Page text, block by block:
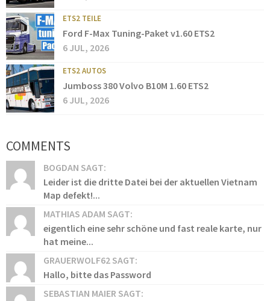
ETS2 TEILE
Ford F-Max Tuning-Paket v1.60 ETS2
6 JUL, 2026
ETS2 AUTOS
Jumboss 380 Volvo B10M 1.60 ETS2
6 JUL, 2026
COMMENTS
BOGDAN SAGT:
Leider ist die dritte Datei bei der aktuellen Vietnam
Map defekt!...
MATHIAS ADAM SAGT:
eigentlich eine sehr schöne und fast reale karte, nur
hat meine...
GRAUERWOLF62 SAGT:
Hallo, bitte das Password
SEBASTIAN MAIER SAGT: